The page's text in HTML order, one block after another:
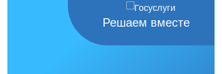
Решаем вместе